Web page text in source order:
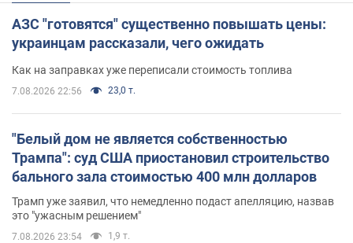
АЗС "готовятся" существенно повышать цены:
украинцам рассказали, чего ожидать
Как на заправках уже переписали стоимость топлива
7.08.2026 22:56 23,0 т.
"Белый дом не является собственностью
Трампа": суд США приостановил строительство
бального зала стоимостью 400 млн долларов
Трамп уже заявил, что немедленно подаст апелляцию, назвав
это "ужасным решением"
7.08.2026 23:54 1,9 т.